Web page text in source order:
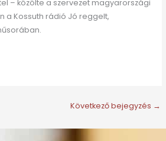
– közölte a szervezet magyarországi
a Kossuth rádió Jó reggelt,
Következő bejegyzés →